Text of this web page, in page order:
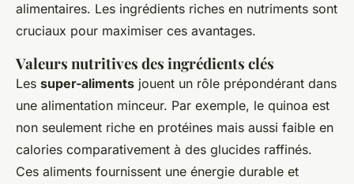
alimentaires. Les ingrédients riches en nutriments sont
cruciaux pour maximiser ces avantages.
Valeurs nutritives des ingrédients clés
Les super-aliments jouent un rôle prépondérant dans
une alimentation minceur. Par exemple, le quinoa est
non seulement riche en protéines mais aussi faible en
calories comparativement à des glucides raffinés.
Ces aliments fournissent une énergie durable et